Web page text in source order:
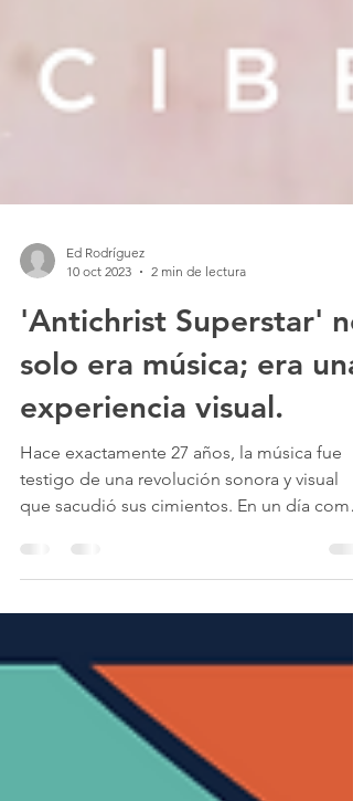
10 oct 2023
2 min de lectura
'Antichrist Superstar' no
solo era música; era una
experiencia visual.
Hace exactamente 27 años, la música fue
testigo de una revolución sonora y visual
que sacudió sus cimientos. En un día como
hoy, el...